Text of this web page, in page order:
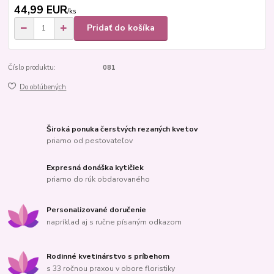
44,99 EUR/ks
Pridať do košíka
Číslo produktu: 081
Do obľúbených
Široká ponuka čerstvých rezaných kvetov
priamo od pestovateľov
Expresná donáška kytičiek
priamo do rúk obdarovaného
Personalizované doručenie
napríklad aj s ručne písaným odkazom
Rodinné kvetinárstvo s príbehom
s 33 ročnou praxou v obore floristiky